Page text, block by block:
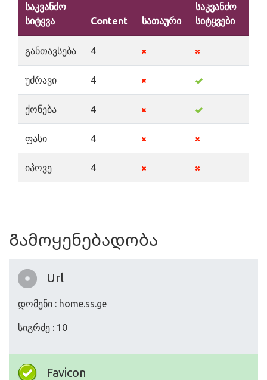
საკვანძო
სიტყვა
Content სათაური
საკვანძო
სიტყვები
განთავსება 4
უძრავი 4
ქონება 4
ფასი 4
იპოვე 4
Გამოყენებადობა
Url
დომენი : home.ss.ge
სიგრძე : 10
Favicon